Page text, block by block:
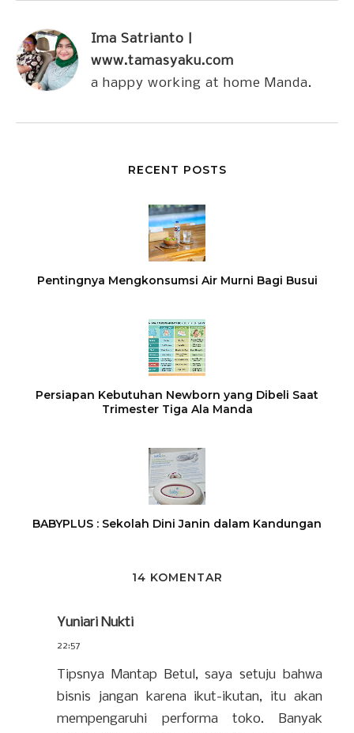
Ima Satrianto |
www.tamasyaku.com
a happy working at home Manda.
RECENT POSTS
Pentingnya Mengkonsumsi Air Murni Bagi Busui
Persiapan Kebutuhan Newborn yang Dibeli Saat
Trimester Tiga Ala Manda
BABYPLUS : Sekolah Dini Janin dalam Kandungan
14 KOMENTAR
Yuniari Nukti
22:57
Tipsnya Mantap Betul, saya setuju bahwa
bisnis jangan karena ikut-ikutan, itu akan
mempengaruhi performa toko. Banyak